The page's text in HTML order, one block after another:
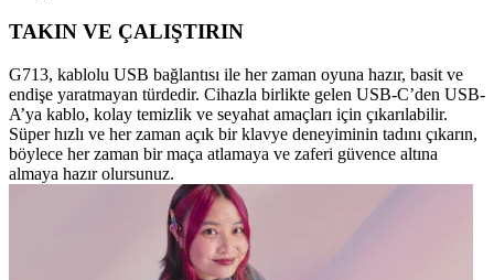
TAKIN VE ÇALIŞTIRIN
G713, kablolu USB bağlantısı ile her zaman oyuna hazır, basit ve
endişe yaratmayan türdedir. Cihazla birlikte gelen USB-C’den USB-
A’ya kablo, kolay temizlik ve seyahat amaçları için çıkarılabilir.
Süper hızlı ve her zaman açık bir klavye deneyiminin tadını çıkarın,
böylece her zaman bir maça atlamaya ve zaferi güvence altına
almaya hazır olursunuz.